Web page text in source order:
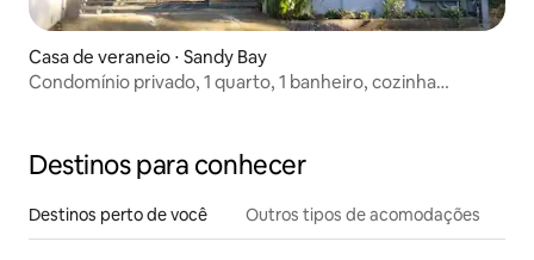
Casa de veraneio ⋅ Sandy Bay
Condomínio privado, 1 quarto, 1 banheiro, cozinha
Destinos para conhecer
Destinos perto de você Outros tipos de acomodações